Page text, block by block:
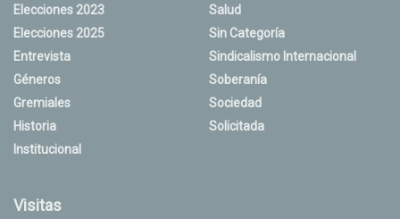
Elecciones 2023
Elecciones 2025
Entrevista
Géneros
Gremiales
Historia
Institucional
Salud
Sin Categoría
Sindicalismo Internacional
Soberanía
Sociedad
Solicitada
Visitas